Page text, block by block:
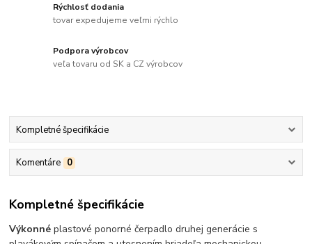
Rýchlosť dodania
tovar expedujeme veľmi rýchlo
Podpora výrobcov
veľa tovaru od SK a CZ výrobcov
Kompletné špecifikácie
Komentáre 0
Kompletné špecifikácie
Výkonné plastové ponorné čerpadlo druhej generácie s